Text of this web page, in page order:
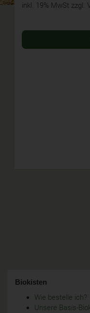
inkl. 19% MwSt zzgl.
Biokisten
Wie bestelle ich?
Unsere Basis-